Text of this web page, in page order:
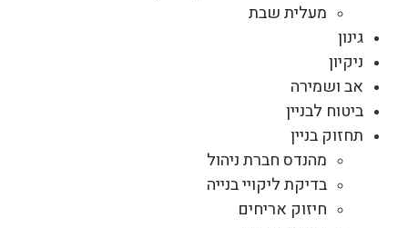
מעלית שבת
גינון
ניקיון
אב ושמירה
ביטוח לבניין
תחזוק בניין
מהנדס חברת ניהול
בדיקת ליקויי בנייה
חיזוק אריחים